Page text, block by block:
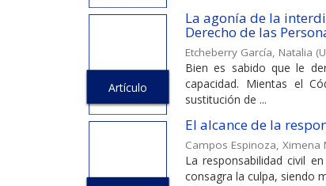
Artículo
La agonía de la
Derecho de las
Etcheberry García, Natalia (
Bien es sabido que le
capacidad. Mientas el
sustitución de ...
El alcance de la
Campos Espinoza, Ximena
La responsabilidad civil
consagra la culpa, siendo